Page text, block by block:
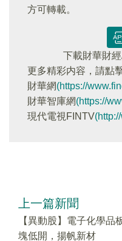
方可轉載。
下載財華財
更多精彩内容，請點
財華網(https://
財華智庫網(https://
現代電視FINTV
上一篇新聞
【異動股】電子化學品
塊低開，揚帆新材